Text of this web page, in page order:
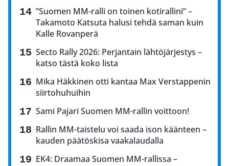
”Suomen MM-ralli on toinen kotirallini” –
Takamoto Katsuta halusi tehdä saman kuin
Kalle Rovanperä
Secto Rally 2026: Perjantain lähtöjärjestys –
katso tästä koko lista
Mika Häkkinen otti kantaa Max Verstappenin
siirtohuhuihin
Sami Pajari Suomen MM-rallin voittoon!
Rallin MM-taistelu voi saada ison käänteen –
kauden päätöskisa vaakalaudalla
EK4: Draamaa Suomen MM-rallissa –